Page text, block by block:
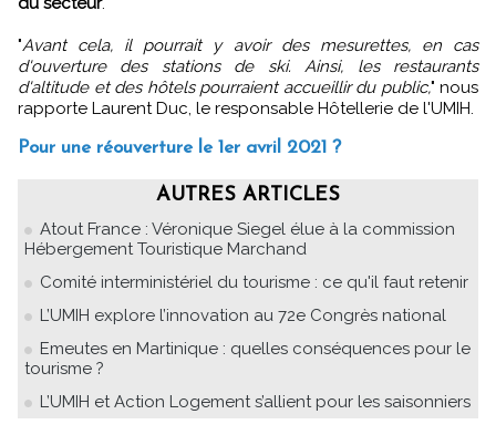
"Avant cela, il pourrait y avoir des mesurettes, en cas
d'ouverture des stations de ski. Ainsi, les restaurants
d'altitude et des hôtels pourraient accueillir du public," nous
rapporte Laurent Duc, le responsable Hôtellerie de l'UMIH.
Pour une réouverture le 1er avril 2021 ?
AUTRES ARTICLES
Atout France : Véronique Siegel élue à la commission
Hébergement Touristique Marchand
Comité interministériel du tourisme : ce qu'il faut retenir
L’UMIH explore l’innovation au 72e Congrès national
Emeutes en Martinique : quelles conséquences pour le
tourisme ?
L’UMIH et Action Logement s’allient pour les saisonniers